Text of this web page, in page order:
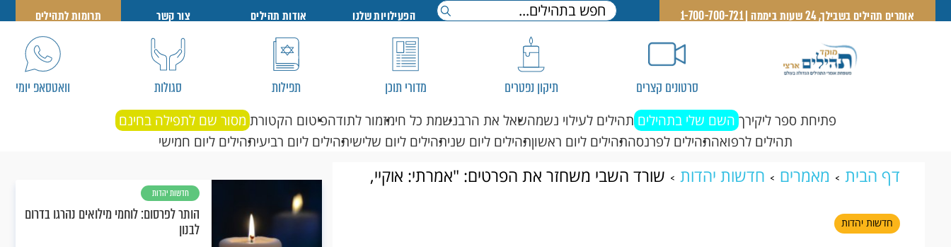
אומרים תהילים בשבילך, 24 שעות ביממה | 1-700-700-721 הפעילויות שלנו אודות תהילים צור קשר תרומות לתהילים
סרטונים קצרים תיקון נפטרים מדורי תוכן תפילות סגולות וואטסאפ יומי
פתיחת ספר ליקירך השם שלי בתהילים תהילים לעילוי נשמהשאל את הרבנשמת כל חימזמור לתודהפיטום הקטורת מסור שם לתפילה בחינם
תהילים לרפואהתהילים לפרנסהתהילים ליום ראשוןתהילים ליום שניתהילים ליום שלישיתהילים ליום רביעיתהילים ליום חמישי
דף הבית מאמרים חדשות יהדות
שורד השבי משחזר את הפרטים: "אמרתי: אוקיי,
אני נחטף, זה קורה"
חדשות יהדות
חדשות יהדות
הותר לפרסום: לוחמי מילואים נהרגו בדרום
לבנון